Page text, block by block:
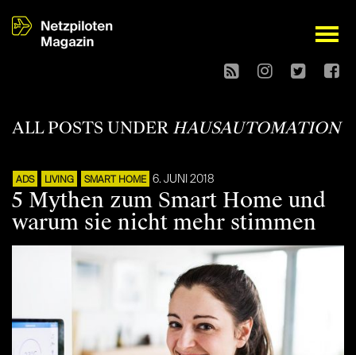
open
ALL POSTS UNDER HAUSAUTOMATION
ADS LIVING SMART HOME 6. JUNI 2018
5 Mythen zum Smart Home und
warum sie nicht mehr stimmen